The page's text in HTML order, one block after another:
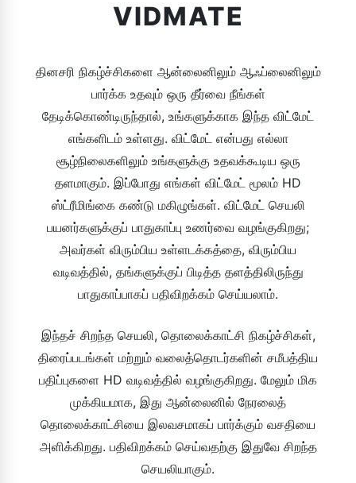
VIDMATE
தினசரி நிகழ்ச்சிகளை ஆன்லைனிலும் ஆஃப்லைனிலும்
பார்க்க உதவும் ஒரு தீர்வை நீங்கள்
தேடிக்கொண்டிருந்தால், உங்களுக்காக இந்த விட்மேட்
எங்களிடம் உள்ளது. விட்மேட் என்பது எல்லா
சூழ்நிலைகளிலும் உங்களுக்கு உதவக்கூடிய ஒரு
தளமாகும். இப்போது எங்கள் விட்மேட் மூலம் HD
ஸ்ட்ரீமிங்கை கண்டு மகிழுங்கள். விட்மேட் செயலி
பயனர்களுக்குப் பாதுகாப்பு உணர்வை வழங்குகிறது;
அவர்கள் விரும்பிய உள்ளடக்கத்தை, விரும்பிய
வடிவத்தில், தங்களுக்குப் பிடித்த தளத்திலிருந்து
பாதுகாப்பாகப் பதிவிறக்கம் செய்யலாம்.
இந்தச் சிறந்த செயலி, தொலைக்காட்சி நிகழ்ச்சிகள்,
திரைப்படங்கள் மற்றும் வலைத்தொடர்களின் சமீபத்திய
பதிப்புகளை HD வடிவத்தில் வழங்குகிறது. மேலும் மிக
முக்கியமாக, இது ஆன்லைனில் நேரலைத்
தொலைக்காட்சியை இலவசமாகப் பார்க்கும் வசதியை
அளிக்கிறது. பதிவிறக்கம் செய்வதற்கு இதுவே சிறந்த
செயலியாகும்.